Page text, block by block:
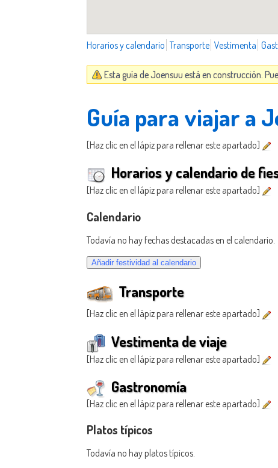
Horarios y calendario Transporte Vestimenta
Esta guía de Joensuu está en construcción.
Guía para viajar a
[Haz clic en el lápiz para rellenar este apartado]
Horarios y calendario de
[Haz clic en el lápiz para rellenar este apartado]
Calendario
Todavía no hay fechas destacadas en el calendario.
Transporte
[Haz clic en el lápiz para rellenar este apartado]
Vestimenta de viaje
[Haz clic en el lápiz para rellenar este apartado]
Gastronomía
[Haz clic en el lápiz para rellenar este apartado]
Platos típicos
Todavía no hay platos típicos.